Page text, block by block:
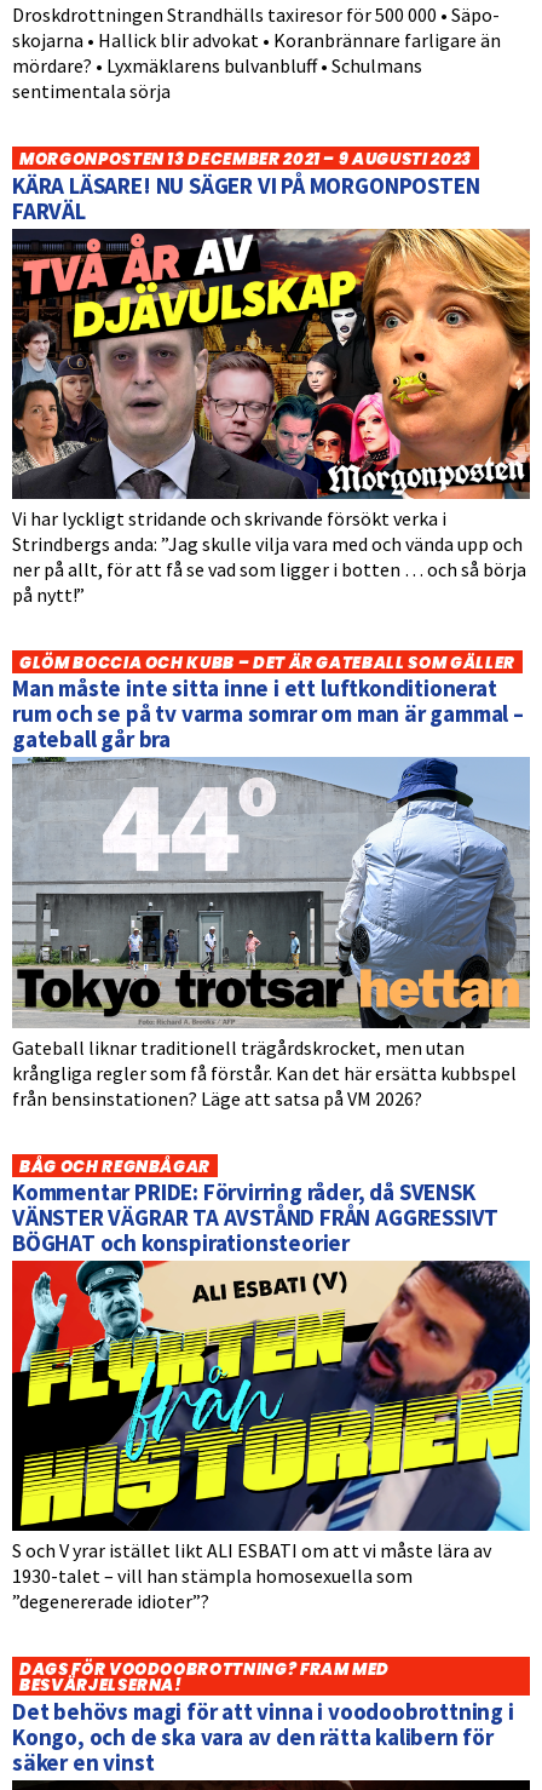
Droskdrottningen Strandhälls taxiresor för 500 000 • Säpo-
skojarna • Hallick blir advokat • Koranbrännare farligare än
mördare? • Lyxmäklarens bulvanbluff • Schulmans
sentimentala sörja
MORGONPOSTEN 13 DECEMBER 2021 – 9 AUGUSTI 2023
KÄRA LÄSARE! NU SÄGER VI PÅ MORGONPOSTEN
FARVÄL
Vi har lyckligt stridande och skrivande försökt verka i
Strindbergs anda: ”Jag skulle vilja vara med och vända upp och
ner på allt, för att få se vad som ligger i botten … och så börja
på nytt!”
GLÖM BOCCIA OCH KUBB – DET ÄR GATEBALL SOM GÄLLER
Man måste inte sitta inne i ett luftkonditionerat
rum och se på tv varma somrar om man är gammal –
gateball går bra
Gateball liknar traditionell trägårdskrocket, men utan
krångliga regler som få förstår. Kan det här ersätta kubbspel
från bensinstationen? Läge att satsa på VM 2026?
BÅG OCH REGNBÅGAR
Kommentar PRIDE: Förvirring råder, då SVENSK
VÄNSTER VÄGRAR TA AVSTÅND FRÅN AGGRESSIVT
BÖGHAT och konspirationsteorier
S och V yrar istället likt ALI ESBATI om att vi måste lära av
1930-talet – vill han stämpla homosexuella som
”degenererade idioter”?
DAGS FÖR VOODOOBROTTNING? FRAM MED
BESVÄRJELSERNA!
Det behövs magi för att vinna i voodoobrottning i
Kongo, och de ska vara av den rätta kalibern för
säker en vinst